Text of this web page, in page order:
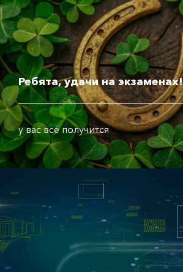
Ребята, удачи на экзаменах!
у вас всё получится